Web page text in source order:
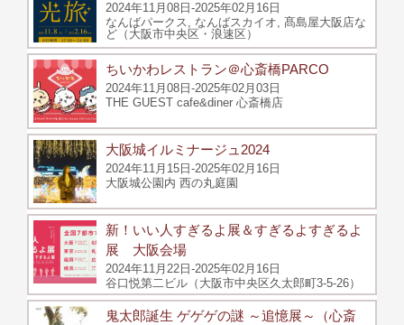
2024年11月08日-2025年02月16日
なんばパークス, なんばスカイオ, 髙島屋大阪店な
ど（大阪市中央区・浪速区）
ちいかわレストラン＠心斎橋PARCO
2024年11月08日-2025年02月03日
THE GUEST cafe&diner 心斎橋店
大阪城イルミナージュ2024
2024年11月15日-2025年02月16日
大阪城公園内 西の丸庭園
新！いい人すぎるよ展＆すぎるよすぎるよ
展 大阪会場
2024年11月22日-2025年02月16日
谷口悦第二ビル（大阪市中央区久太郎町3-5-26）
鬼太郎誕生 ゲゲゲの謎 ～追憶展～（心斎